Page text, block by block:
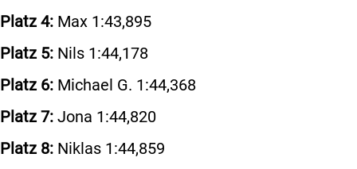
Platz 4: Max 1:43,895
Platz 5: Nils 1:44,178
Platz 6: Michael G. 1:44,368
Platz 7: Jona 1:44,820
Platz 8: Niklas 1:44,859